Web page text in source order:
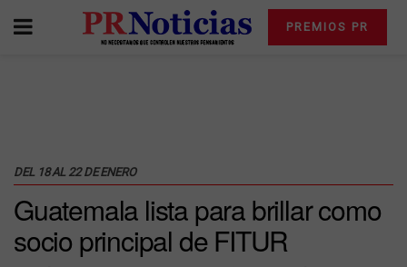
PREMIOS PR
DEL 18 AL 22 DE ENERO
Guatemala lista para brillar como
socio principal de FITUR